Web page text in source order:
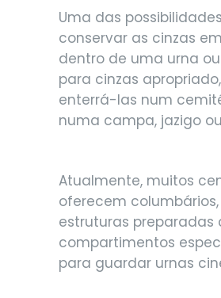
Uma das
conservar as cinzas
dentro de uma urna
para cinzas
enterrá-las num
numa campa, jazigo
Atualmente, muitos
oferecem columbários,
estruturas preparadas
compartimentos
para guardar urnas